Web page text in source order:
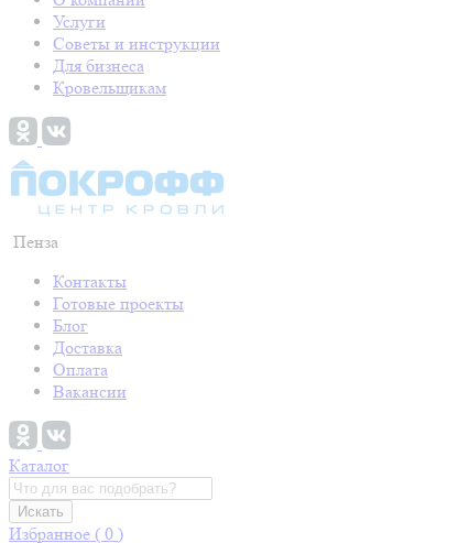
Услуги
Советы и инструкции
Для бизнеса
Кровельщикам
Пенза
Контакты
Готовые проекты
Блог
Доставка
Оплата
Вакансии
Каталог
Искать
Избранное ( 0 )